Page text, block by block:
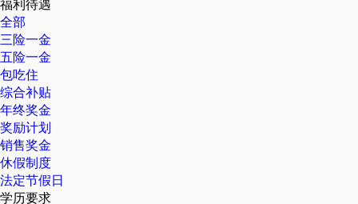
福利待遇
全部
三险一金
五险一金
包吃住
综合补贴
年终奖金
奖励计划
销售奖金
休假制度
法定节假日
学历要求